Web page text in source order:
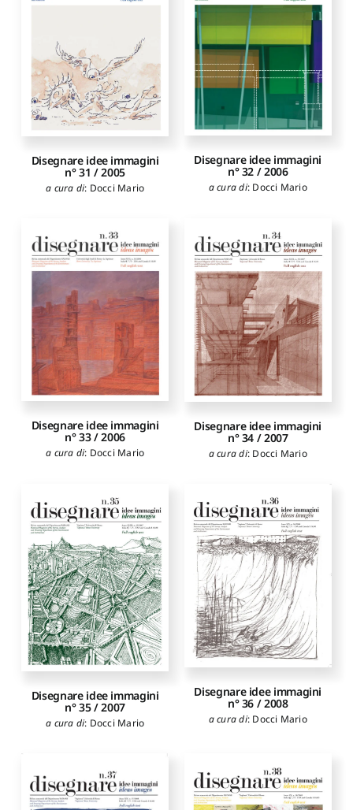
Disegnare idee immagini
n° 31 / 2005
a cura di: Docci Mario
Disegnare idee immagini
n° 32 / 2006
a cura di: Docci Mario
Disegnare idee immagini
n° 33 / 2006
a cura di: Docci Mario
Disegnare idee immagini
n° 34 / 2007
a cura di: Docci Mario
Disegnare idee immagini
n° 35 / 2007
a cura di: Docci Mario
Disegnare idee immagini
n° 36 / 2008
a cura di: Docci Mario